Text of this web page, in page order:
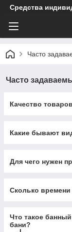
Средства
Часто
Часто
Качество
Какие бывают
Для чего нужен
Сколько
Что такое
бани?